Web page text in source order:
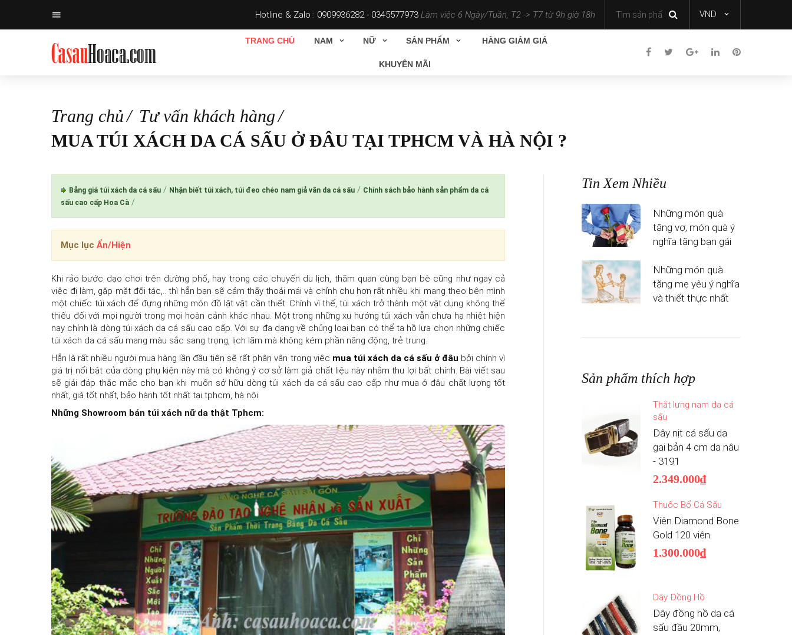
Hotline & Zalo : 0909936282 - 0345577973 Làm việc 6 Ngày/Tuần, T2 -> T7 từ 9h giờ 18h VND
TRANG CHỦ NAM NỮ SẢN PHẨM HÀNG GIẢM GIÁ
KHUYÊN MÃI
Trang chủ
Tư vấn khách hàng
MUA TÚI XÁCH DA CÁ SẤU Ở ĐÂU TẠI TPHCM VÀ HÀ NỘI ?
Bảng giá túi xách da cá sấu / Nhận biết túi xách, túi đeo chéo nam giả vân da cá sấu / Chính sách bảo hành sản phẩm da cá
sấu cao cấp Hoa Cà /
Mục lục Ẩn/Hiện
Khi rảo bước dạo chơi trên đường phố, hay trong các chuyến du lịch, thăm quan cùng bạn bè cũng như ngay cả
việc đi làm, gặp mặt đối tác,.. thì hẳn bạn sẽ cảm thấy thoải mái và chỉnh chu hơn rất nhiều khi mang theo bên mình
một chiếc túi xách để đựng những món đồ lặt vặt cần thiết. Chính vì thế, túi xách trở thành một vật dụng không thể
thiếu đối với mọi người trong mọi hoàn cảnh khác nhau. Một trong những xu hướng túi xách vẫn chưa hạ nhiệt hiện
nay chính là dòng túi xách da cá sấu cao cấp. Với sự đa dạng về chủng loại bạn có thể ta hồ lựa chọn những chiếc
túi xách da cá sấu mang màu sắc sang trọng, lịch lãm mà không kém phần năng động, trẻ trung.
Hẳn là rất nhiều người mua hàng lần đầu tiên sẽ rất phân vân trong việc mua túi xách da cá sấu ở đâu bởi chính vì
giá trị nổi bật của dòng phụ kiện này mà có không ý cơ sở làm giả chất liệu này nhằm thu lợi bất chính. Bài viết sau
sẽ giải đáp thắc mắc cho bạn khi muốn sở hữu dòng túi xách da cá sấu cao cấp như mua ở đâu chất lượng tốt
nhất, giá tốt nhất, bảo hành tốt nhất tại tphcm, hà nội.
Những Showroom bán túi xách nữ da thật Tphcm:
Tin Xem Nhiều
Những món quà
tặng vợ, món quà ý
nghĩa tặng bạn gái
Những món quà
tặng mẹ yêu ý nghĩa
và thiết thực nhất
Sản phẩm thích hợp
Thắt lưng nam da cá
sấu
Dây nịt cá sấu da
gai bản 4 cm da nâu
- 3191
2.349.000₫
Thuốc Bổ Cá Sấu
Viên Diamond Bone
Gold 120 viên
1.300.000₫
Dây Đồng Hồ
Dây đồng hồ da cá
sấu đầu 20mm,